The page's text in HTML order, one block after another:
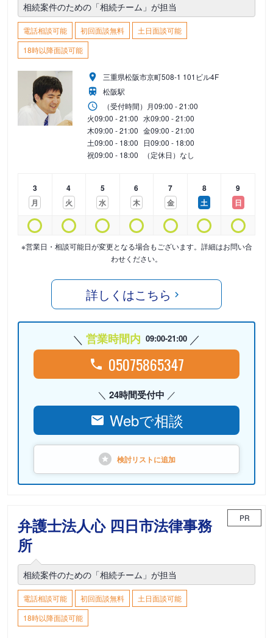
相続案件のための「相続チーム」が担当
電話相談可能 初回面談無料
土日面談可能
18時以降面談可能
三重県松阪市京町508-1 101ビル4F
松阪駅
（受付時間） 月09:00 - 21:00
火09:00 - 21:00 水09:00 - 21:00
木09:00 - 21:00 金09:00 - 21:00
土09:00 - 18:00 日09:00 - 18:00
祝09:00 - 18:00 （定休日）なし
3
月
4
火
5
水
6
木
7
金
8
土
9
日
※営業日・相談可能日が変更となる場合もございます。詳細はお問い合
わせください。
詳しくはこちら
営業時間内 09:00-21:00
05075865347
24時間受付中
Webで相談
検討リストに追加
弁護士法人心 四日市法律事務
所
PR
相続案件のための「相続チーム」が担当
電話相談可能 初回面談無料
土日面談可能
18時以降面談可能